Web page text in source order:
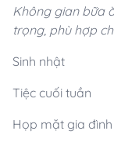
Không gian bữa
trọng, phù hợp
Sinh nhật
Tiệc cuối tuần
Họp mặt gia đình